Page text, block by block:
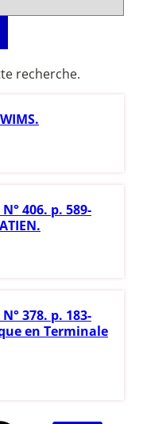
recherche.
406. p. 589-
378. p. 183-
en Terminale